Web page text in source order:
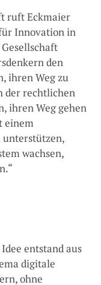
ruft Eckmaier
Innovation in
den
ihren Weg zu
der rechtlichen
ihren Weg gehen
einem
unterstützen,
wachsen,
entstand aus
digitale
ohne